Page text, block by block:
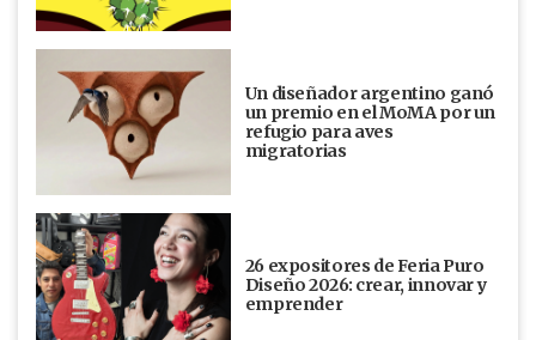
Un diseñador argentino ganó
un premio en el MoMA por un
refugio para aves
migratorias
26 expositores de Feria Puro
Diseño 2026: crear, innovar y
emprender